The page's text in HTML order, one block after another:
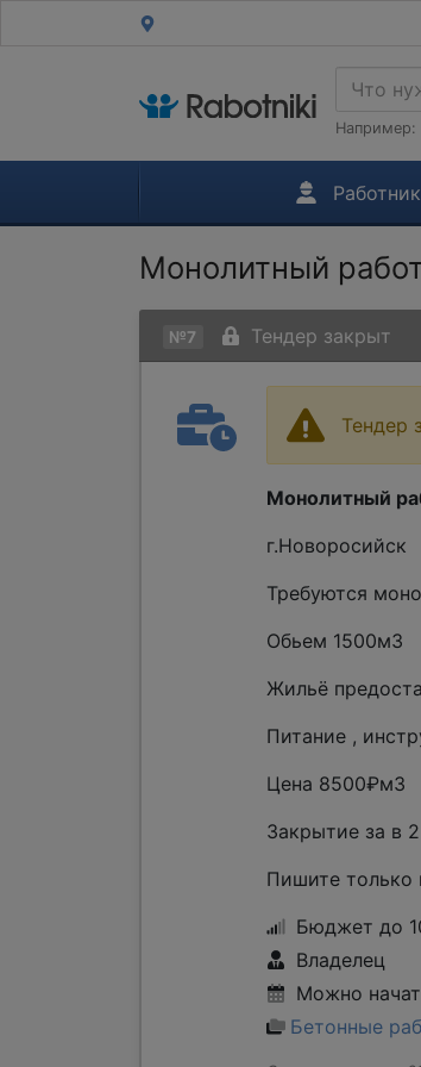
Например:
Монолитный
№7 Тендер закрыт
Тендер
Монолитный
г.Новоросийск
Требуются
Обьем 1500м3
Жильё
Питание ,
Цена 8500₽м3
Закрытие за в
Пишите только
Бюджет до
Владелец
Можно
Бетонные